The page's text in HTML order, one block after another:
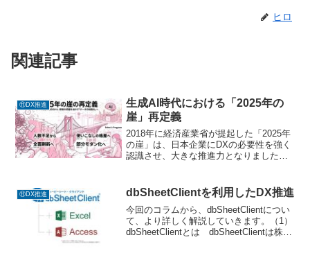
ヒロ
関連記事
⑪DX推進
生成AI時代における「2025年の
崖」再定義
2018年に経済産業省が提起した「2025年
の崖」は、日本企業にDXの必要性を強く
認識させ、大きな推進力となりました
されていた以下のシナリオは、生成AI時
代の現在では大きく変化しています。
「2026年の視点」から「2025年の崖」を
再解釈し、DXの新たな方向性を3つの軸
で整理します。
⑪DX推進 dbSheetClientを利用したDX推進
今回のコラムから、dbSheetClientについ
て、より詳しく解説していきます。（1）
dbSheetClientとは dbSheetClientは株式